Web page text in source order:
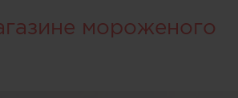
мороженого